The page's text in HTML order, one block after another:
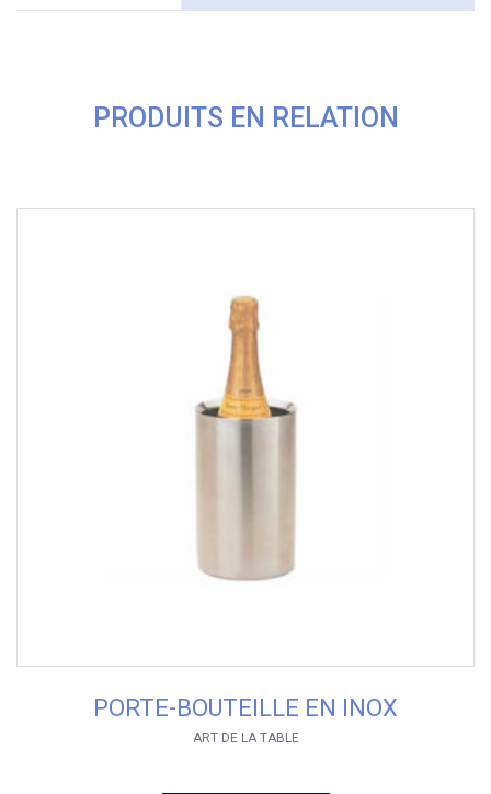
PRODUITS EN RELATION
PORTE-BOUTEILLE EN INOX
ART DE LA TABLE